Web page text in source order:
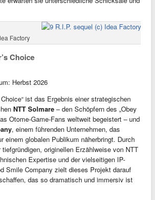
Factory
Choice
Herbst 2026
ist das Ergebnis einer strategischen
NTT Solmare – den Schöpfern des „Obey
Otome-Game-Fans weltweit begeistert – und
, einem führenden Unternehmen, das
einem globalen Publikum näherbringt. Durch
originellen Erzählweise von NTT
Expertise und der vielseitigen IP-
Smile Company zielt dieses Projekt darauf
das so dramatisch und immersiv ist